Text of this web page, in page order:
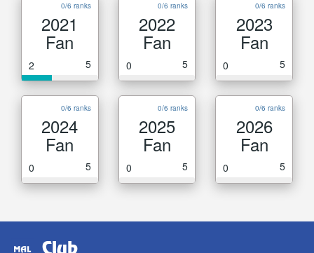
0/6 ranks
2021
Fan
2 5
0/6 ranks
2022
Fan
0 5
0/6 ranks
2023
Fan
0 5
0/6 ranks
2024
Fan
0 5
0/6 ranks
2025
Fan
0 5
0/6 ranks
2026
Fan
0 5